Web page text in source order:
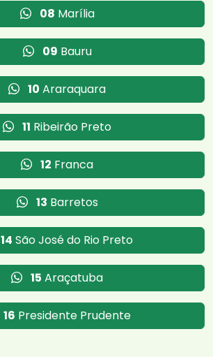
08 Marília
09 Bauru
10 Araraquara
11 Ribeirão Preto
12 Franca
13 Barretos
14 São José do Rio Preto
15 Araçatuba
16 Presidente Prudente